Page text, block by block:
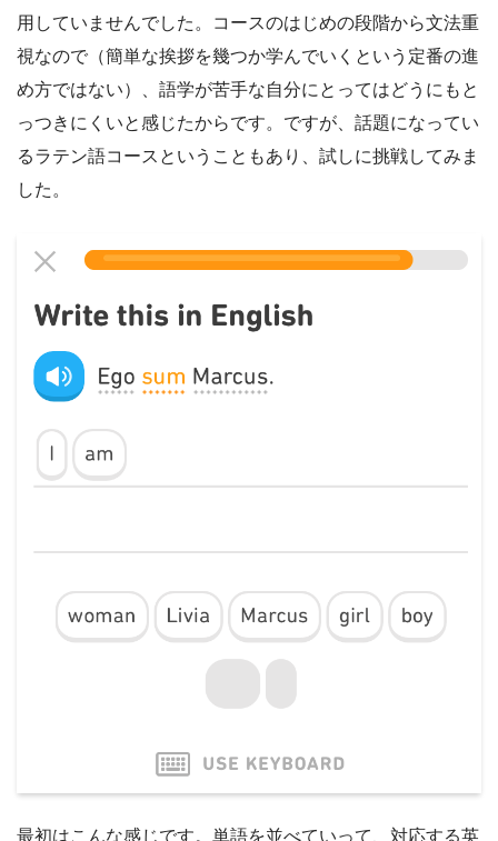
用していませんでした。コースのはじめの段階から文法重
視なので（簡単な挨拶を幾つか学んでいくという定番の進
め方ではない）、語学が苦手な自分にとってはどうにもと
っつきにくいと感じたからです。ですが、話題になってい
るラテン語コースということもあり、試しに挑戦してみま
した。
最初はこんな感じです。単語を並べていって、対応する英